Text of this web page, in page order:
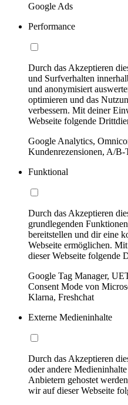
Google Ads
Performance
Durch das Akzeptieren
und Surfverhalten
und anonymisiert
optimieren und das
verbessern. Mit deiner
Webseite folgende
Google Analytics,
Kundenrezensionen, A/B-
Funktional
Durch das Akzeptieren
grundlegenden
bereitstellen und dir eine
Webseite ermöglichen.
dieser Webseite folgende
Google Tag Manager,
Consent Mode von
Klarna, Freshchat
Externe Medieninhalte
Durch das Akzeptieren
oder andere
Anbietern gehostet
wir auf dieser Webseite